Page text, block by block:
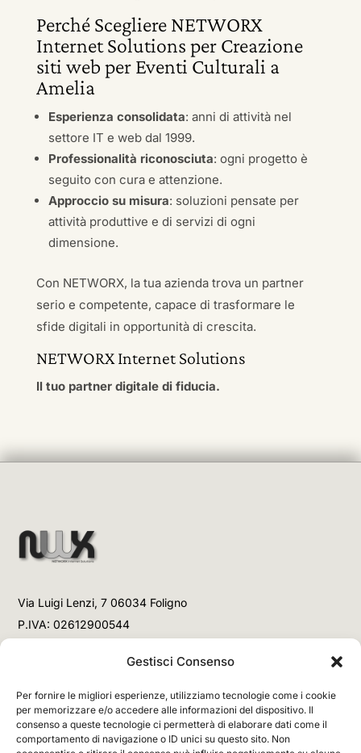
Gestisci Consenso
Per fornire le migliori esperienze, utilizziamo tecnologie come i cookie
per memorizzare e/o accedere alle informazioni del dispositivo. Il
consenso a queste tecnologie ci permetterà di elaborare dati come il
comportamento di navigazione o ID unici su questo sito. Non
Perché Scegliere NETWORX
Internet Solutions per Creazione
siti web per Eventi Culturali a
Amelia
Esperienza consolidata: anni di attività nel
settore IT e web dal 1999.
Professionalità riconosciuta: ogni progetto è
seguito con cura e attenzione.
Approccio su misura: soluzioni pensate per
attività produttive e di servizi di ogni
dimensione.
Con NETWORX, la tua azienda trova un partner
serio e competente, capace di trasformare le
sfide digitali in opportunità di crescita.
NETWORX Internet Solutions
Il tuo partner digitale di fiducia.
Via Luigi Lenzi, 7 06034 Foligno
P.IVA: 02612900544
+39 3477853708 (Chiamata)
Email